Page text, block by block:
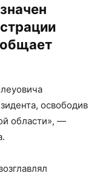
освободив
области», —